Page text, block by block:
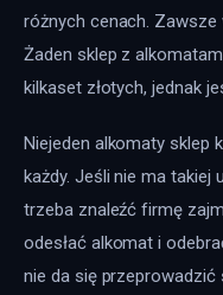
różnych cenach.
Żaden sklep z
kilkaset złotych, jednak
Niejeden alkomaty sklep
każdy. Jeśli nie ma takiej
trzeba znaleźć firmę
odesłać alkomat i
nie da się